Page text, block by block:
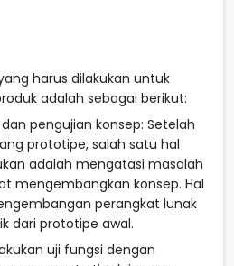
harus dilakukan untuk
adalah sebagai berikut:
pengujian konsep: Setelah
prototipe, salah satu hal
adalah mengatasi masalah
mengembangkan konsep. Hal
perangkat lunak
dari prototipe awal.
uji fungsi dengan